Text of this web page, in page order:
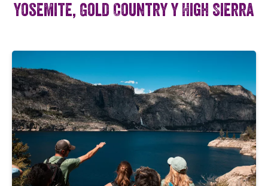
Yosemite, Gold Country y High Sierra